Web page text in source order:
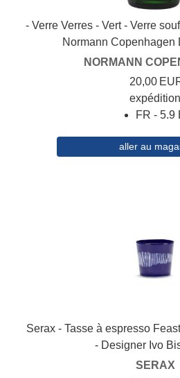
- Verre Verres - Vert - Verre
Normann Copenhagen
NORMANN
20,00
expédition
FR - 5.9
aller au
Serax - Tasse à espresso
- Designer Ivo
SERAX